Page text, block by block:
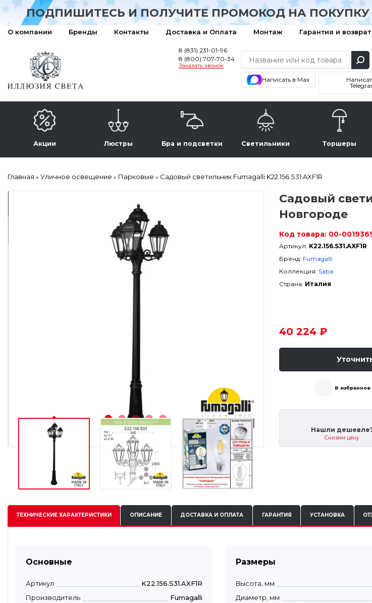
ПОДПИШИТЕСЬ И ПОЛУЧИТЕ ПРОМОКОД НА ПОКУПКУ
О компании Бренды Контакты Доставка и Оплата Монтаж Гарантия и возврат
8 (831) 231-01-96
8 (800) 707-70-34
Заказать звонок
Написать в Max
Акции Люстры Бра и подсветки Светильники Торшеры
Главная » Уличное освещение » Парковые » Садовый светильник Fumagalli K22.156.S31.AXF1R
Садовый
Новгороде
Код товара: 00-
Артикул: K22.156.S31.AXF1R
Бренд: Fumagalli
Коллекция: Saba
Страна: Италия
40 224 ₽
В избранное
Нашли
Снизим цену
ТЕХНИЧЕСКИЕХАРАКТЕРИСТИКИ ОПИСАНИЕ ДОСТАВКА И ОПЛАТА ГАРАНТИЯ УСТАНОВКА
Основные
Артикул
K22.156.S31.AXF1R
Производитель
Fumagalli
Размеры
Высота, мм
Диаметр, мм